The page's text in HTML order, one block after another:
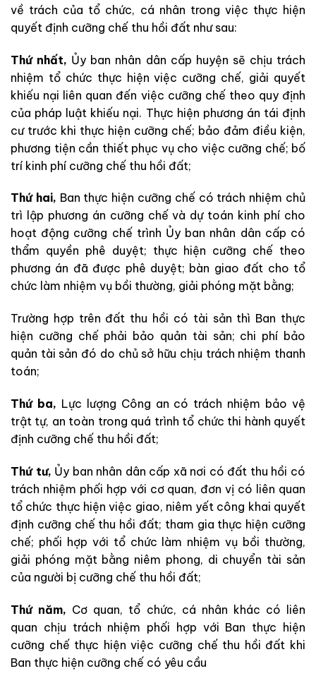
về trách của tổ chức, cá nhân trong việc thực hiện
quyết định cưỡng chế thu hồi đất như sau:
Thứ nhất, Ủy ban nhân dân cấp huyện sẽ chịu trách
nhiệm tổ chức thực hiện việc cưỡng chế, giải quyết
khiếu nại liên quan đến việc cưỡng chế theo quy định
của pháp luật khiếu nại. Thực hiện phương án tái định
cư trước khi thực hiện cưỡng chế; bảo đảm điều kiện,
phương tiện cần thiết phục vụ cho việc cưỡng chế; bố
trí kinh phí cưỡng chế thu hồi đất;
Thứ hai, Ban thực hiện cưỡng chế có trách nhiệm chủ
trì lập phương án cưỡng chế và dự toán kinh phí cho
hoạt động cưỡng chế trình Ủy ban nhân dân cấp có
thẩm quyền phê duyệt; thực hiện cưỡng chế theo
phương án đã được phê duyệt; bàn giao đất cho tổ
chức làm nhiệm vụ bồi thường, giải phóng mặt bằng;
Trường hợp trên đất thu hồi có tài sản thì Ban thực
hiện cưỡng chế phải bảo quản tài sản; chi phí bảo
quản tài sản đó do chủ sở hữu chịu trách nhiệm thanh
toán;
Thứ ba, Lực lượng Công an có trách nhiệm bảo vệ
trật tự, an toàn trong quá trình tổ chức thi hành quyết
định cưỡng chế thu hồi đất;
Thứ tư, Ủy ban nhân dân cấp xã nơi có đất thu hồi có
trách nhiệm phối hợp với cơ quan, đơn vị có liên quan
tổ chức thực hiện việc giao, niêm yết công khai quyết
định cưỡng chế thu hồi đất; tham gia thực hiện cưỡng
chế; phối hợp với tổ chức làm nhiệm vụ bồi thường,
giải phóng mặt bằng niêm phong, di chuyển tài sản
của người bị cưỡng chế thu hồi đất;
Thứ năm, Cơ quan, tổ chức, cá nhân khác có liên
quan chịu trách nhiệm phối hợp với Ban thực hiện
cưỡng chế thực hiện việc cưỡng chế thu hồi đất khi
Ban thực hiện cưỡng chế có yêu cầu